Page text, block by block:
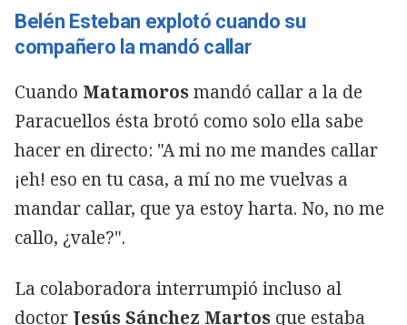
Belén Esteban explotó cuando su
compañero la mandó callar
Cuando Matamorosmandó callar a la de
Paracuellos ésta brotó como solo ella sabe
hacer en directo: "A mi no me mandes callar
¡eh! eso en tu casa, a mí no me vuelvas a
mandar callar, que ya estoy harta. No, no me
callo, ¿vale?".
La colaboradora interrumpió incluso al
doctor Jesús Sánchez Martos que estaba